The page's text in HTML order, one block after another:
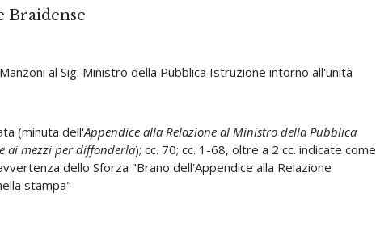
Braidense
al Sig. Ministro della Pubblica Istruzione intorno all'unità
(minuta dell'Appendice alla Relazione al Ministro della Pubblica
ai mezzi per diffonderla); cc. 70; cc. 1-68, oltre a 2 cc. indicate come
dello Sforza "Brano dell'Appendice alla Relazione
stampa"